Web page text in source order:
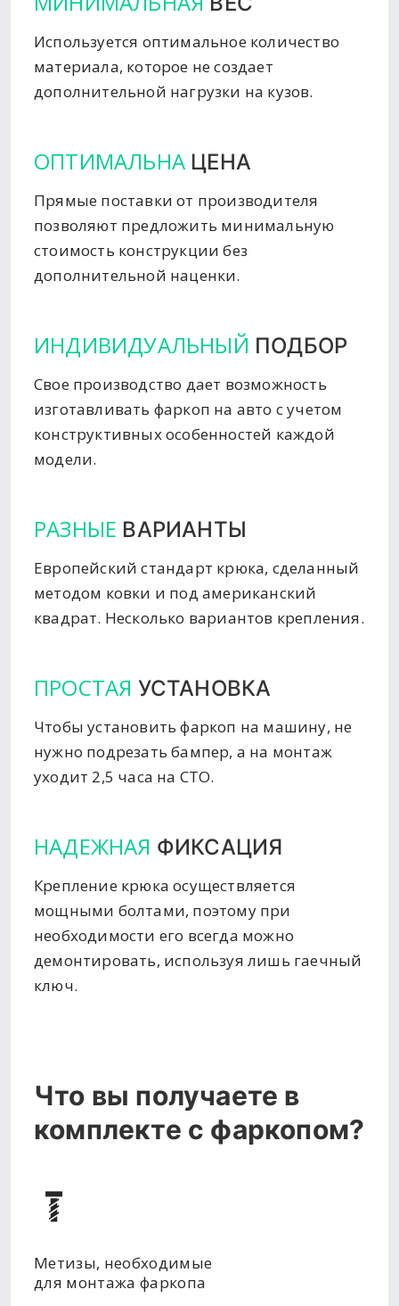
Используется оптимальное количество
материала, которое не создает
дополнительной нагрузки на кузов.
ОПТИМАЛЬНА ЦЕНА
Прямые поставки от производителя
позволяют предложить минимальную
стоимость конструкции без
дополнительной наценки.
ИНДИВИДУАЛЬНЫЙ ПОДБОР
Свое производство дает возможность
изготавливать фаркоп на авто с учетом
конструктивных особенностей каждой
модели.
РАЗНЫЕ ВАРИАНТЫ
Европейский стандарт крюка, сделанный
методом ковки и под американский
квадрат. Несколько вариантов крепления.
ПРОСТАЯ УСТАНОВКА
Чтобы установить фаркоп на машину, не
нужно подрезать бампер, а на монтаж
уходит 2,5 часа на СТО.
НАДЕЖНАЯ ФИКСАЦИЯ
Крепление крюка осуществляется
мощными болтами, поэтому при
необходимости его всегда можно
демонтировать, используя лишь гаечный
ключ.
Что вы получаете в
комплекте с фаркопом?
Метизы, необходимые
для монтажа фаркопа